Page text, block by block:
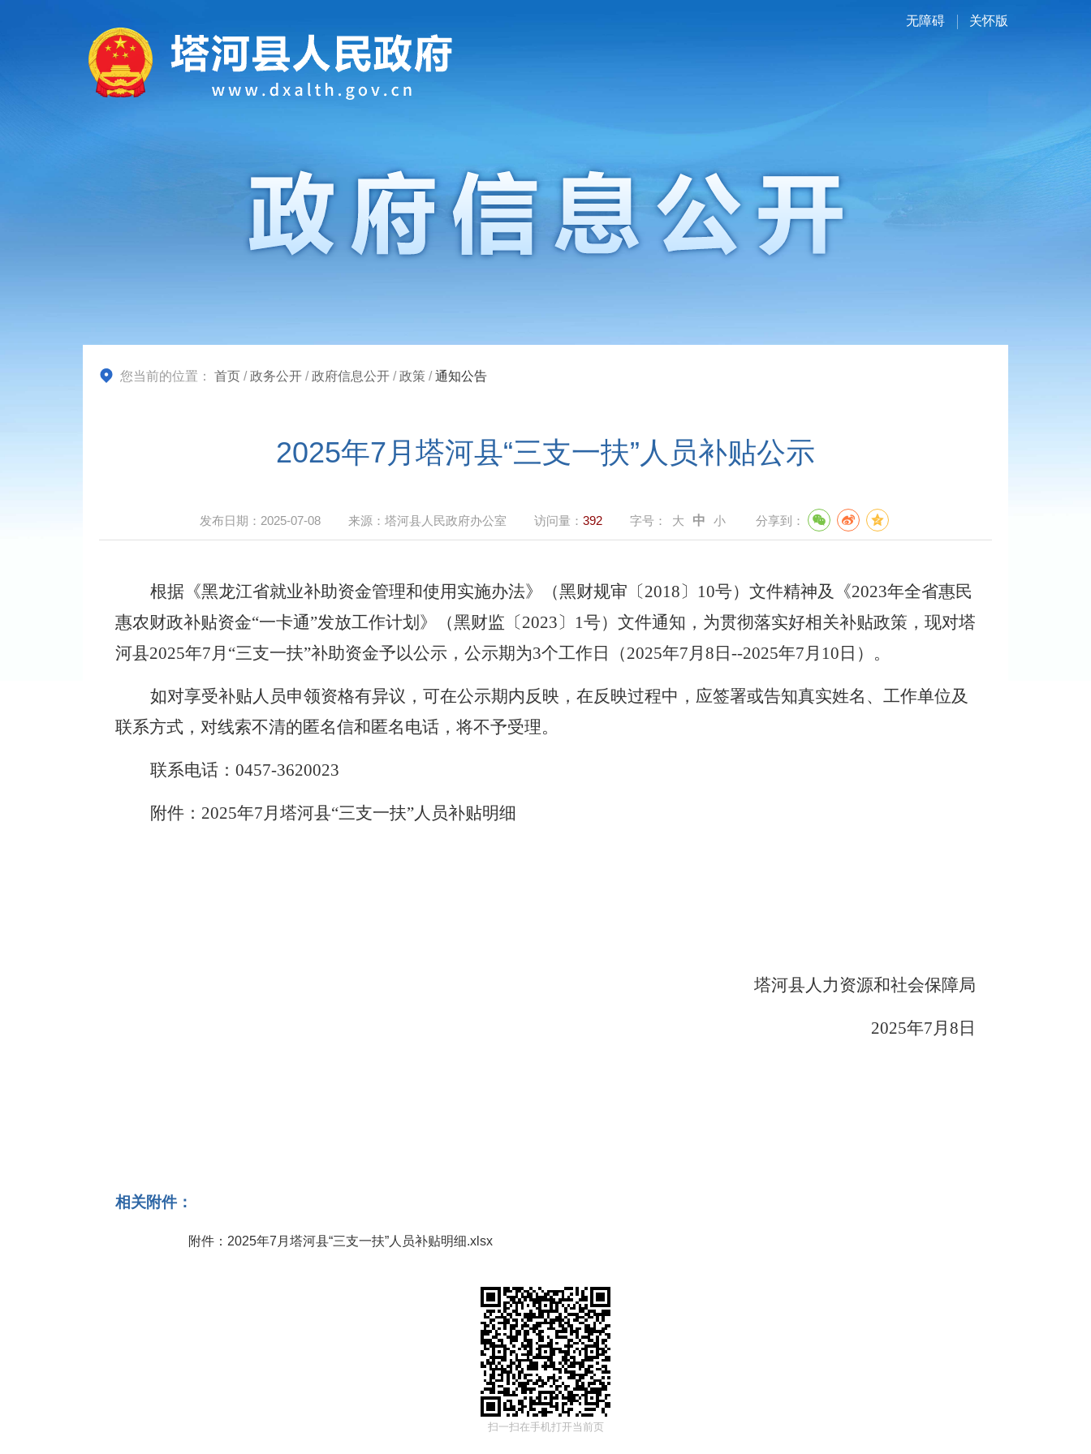
无障碍 关怀版
您当前的位置： 首页 /政务公开 /政府信息公开 /政策 /通知公告
2025年7月塔河县“三支一扶”人员补贴公示
发布日期： 2025-07-08 来源： 塔河县人民政府办公室 访问量： 392 字号： 大 中 小 分享到：
根据《黑龙江省就业补助资金管理和使用实施办法》（黑财规审 〔2018〕 10号） 文件精神及《2023年全省惠民
惠农财政补贴资金“一卡通”发放工作计划》（黑财监 〔2023〕 1号） 文件通知 ，为贯彻落实好相关补贴政策，现对塔
河县2025年7月 “三支一扶”补助资金予以公示 ，公示期为3个工作日（2025年7月8日--2025年7月10日） 。
如对享受补贴人员申领资格有异议， 可在公示期内反映，在反映过程中，应签署或告知真实姓名、工作单位及
联系方式，对线索不清的匿名信和匿名电话，将不予受理。
联系电话： 0457-3620023
附件： 2025年7月塔河县“三支一扶”人员补贴明细
塔河县人力资源和社会保障局
2025年7月8日
相关附件：
附件：2025年7月塔河县“三支一扶”人员补贴明细.xlsx
扫一扫在手机打开当前页